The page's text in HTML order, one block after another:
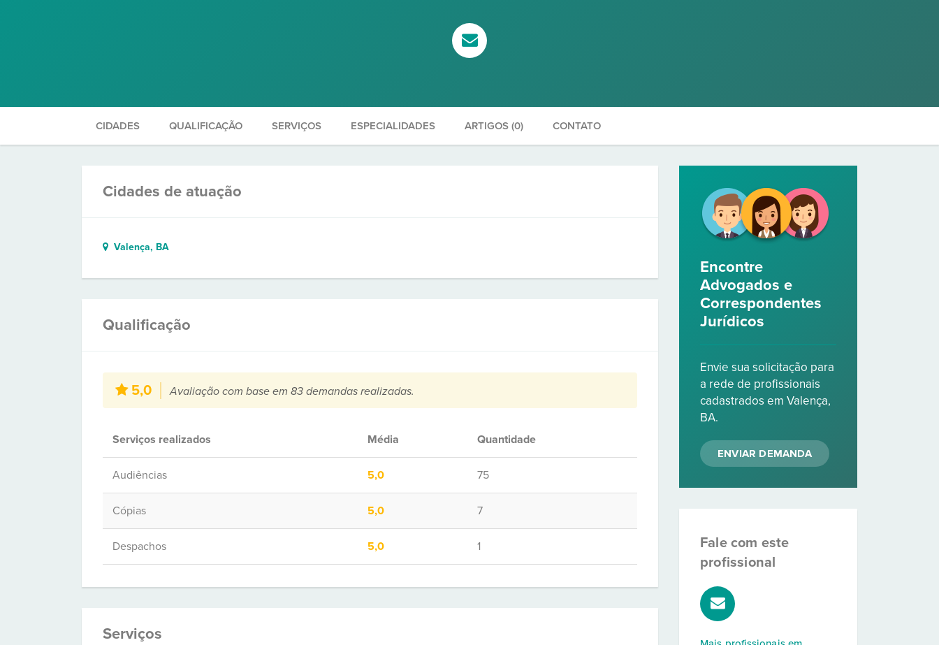
CIDADES QUALIFICAÇÃO SERVIÇOS ESPECIALIDADES ARTIGOS (0) CONTATO
Cidades de atuação
Valença, BA
Qualificação
5,0 Avaliação com base em 83 demandas realizadas.
Serviços realizados Média Quantidade
Audiências 5,0 75
Cópias 5,0 7
Despachos 5,0 1
Serviços
Encontre
Advogados e
Correspondentes
Jurídicos
Envie sua solicitação para
a rede de profissionais
cadastrados em Valença,
BA.
ENVIAR DEMANDA
Fale com este
profissional